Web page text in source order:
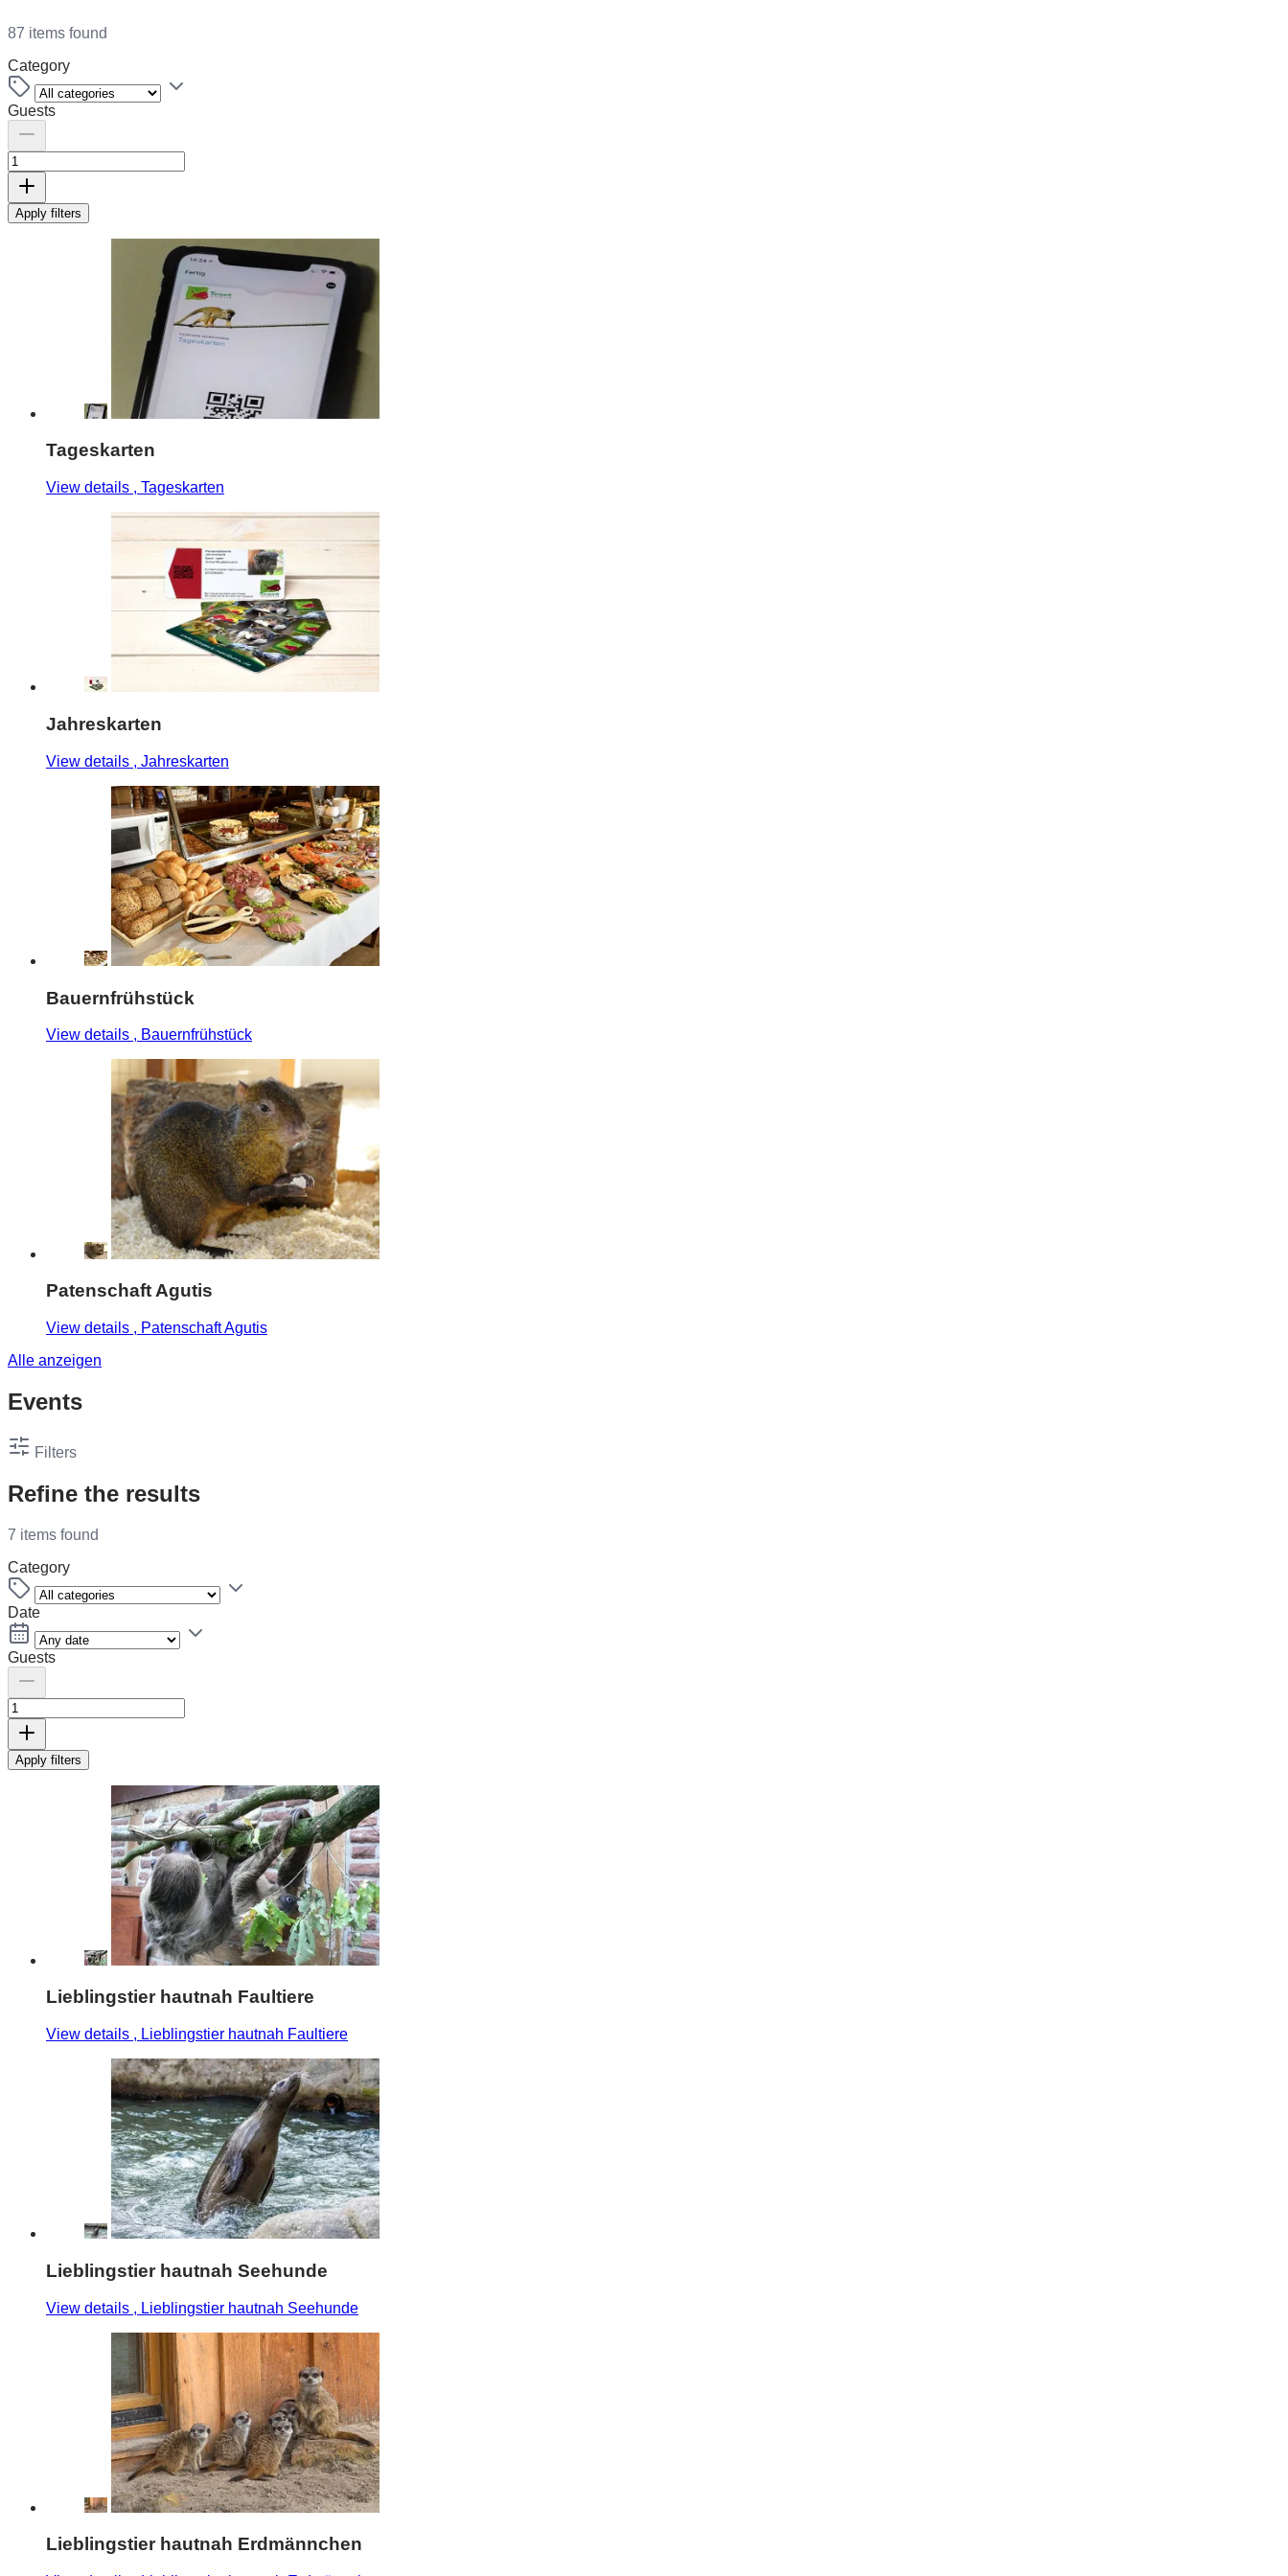
87 items found
Category
Guests
Apply filters
Tageskarten
View details , Tageskarten
Jahreskarten
View details , Jahreskarten
Bauernfrühstück
View details , Bauernfrühstück
Patenschaft Agutis
View details , Patenschaft Agutis
Alle anzeigen
Events
Filters
Refine the results
7 items found
Category
Date
Guests
Apply filters
Lieblingstier hautnah Faultiere
View details , Lieblingstier hautnah Faultiere
Lieblingstier hautnah Seehunde
View details , Lieblingstier hautnah Seehunde
Lieblingstier hautnah Erdmännchen